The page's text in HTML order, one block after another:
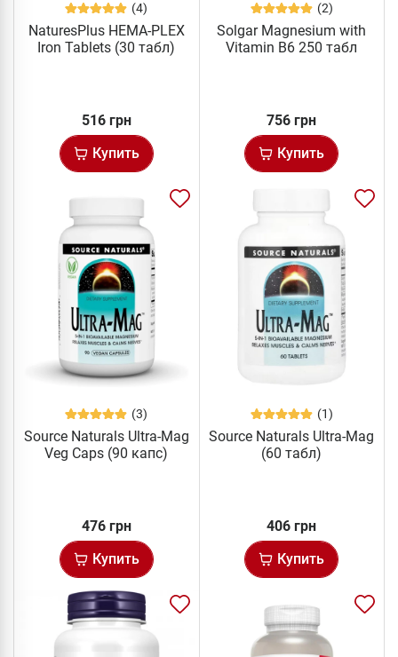
(4)
NaturesPlus HEMA-PLEX
Iron Tablets (30 табл)
516 грн
Купить
(2)
Solgar Magnesium with
Vitamin B6 250 табл
756 грн
Купить
(3)
Source Naturals Ultra-Mag
Veg Caps (90 капс)
476 грн
Купить
(1)
Source Naturals Ultra-Mag
(60 табл)
406 грн
Купить